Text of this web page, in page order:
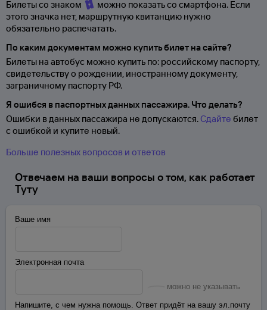
Билеты со знаком
можно показать со смартфона. Если
этого значка нет, маршрутную квитанцию нужно
обязательно распечатать.
По каким документам можно купить билет на сайте?
Билеты на автобус можно купить по: российскому паспорту,
свидетельству о рождении, иностранному документу,
заграничному паспорту РФ.
Я ошибся в паспортных данных пассажира. Что делать?
Ошибки в данных пассажира не допускаются. Сдайте билет
с ошибкой и купите новый.
Больше полезных вопросов и ответов
Отвечаем на ваши вопросы о том, как работает
Туту
Ваше имя
Электронная почта
можно не указывать
Напишите, с чем нужна помощь. Ответ придёт на вашу эл.почту